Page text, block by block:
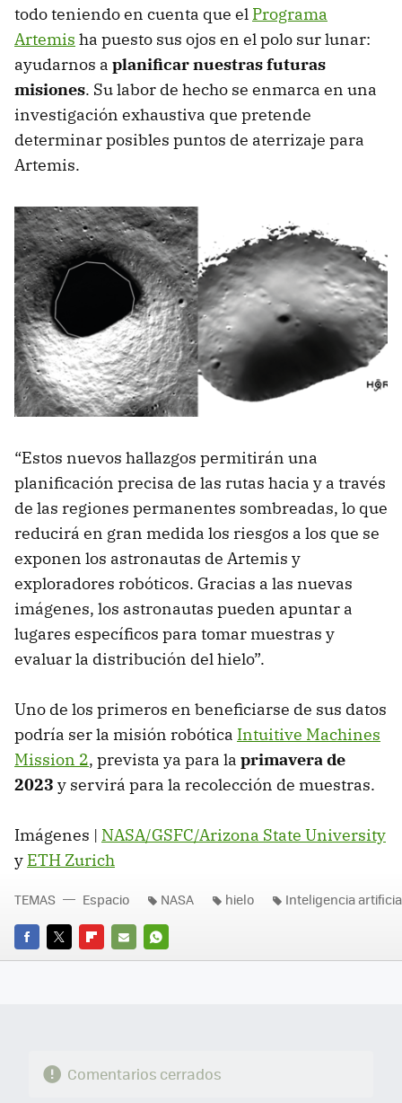
todo teniendo en cuenta que el Programa
Artemis ha puesto sus ojos en el polo sur lunar:
ayudarnos a planificar nuestras futuras
misiones. Su labor de hecho se enmarca en una
investigación exhaustiva que pretende
determinar posibles puntos de aterrizaje para
Artemis.
“Estos nuevos hallazgos permitirán una
planificación precisa de las rutas hacia y a través
de las regiones permanentes sombreadas, lo que
reducirá en gran medida los riesgos a los que se
exponen los astronautas de Artemis y
exploradores robóticos. Gracias a las nuevas
imágenes, los astronautas pueden apuntar a
lugares específicos para tomar muestras y
evaluar la distribución del hielo”.
Uno de los primeros en beneficiarse de sus datos
podría ser la misión robótica Intuitive Machines
Mission 2, prevista ya para la primavera de
2023 y servirá para la recolección de muestras.
Imágenes | NASA/GSFC/Arizona State University
y ETH Zurich
FACEBOOK
TWITTERFLIPBOARD
E-
WHATSAPP
TEMAS Espacio NASA hielo Inteligencia
Comentarios cerrados